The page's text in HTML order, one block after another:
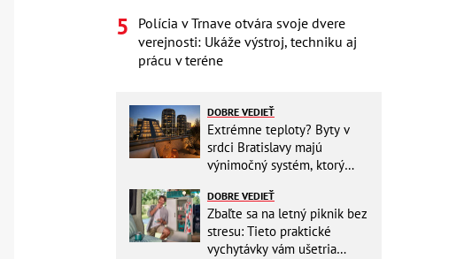
Polícia v Trnave otvára svoje dvere
verejnosti: Ukáže výstroj, techniku aj
prácu v teréne
DOBRE VEDIEŤ
Extrémne teploty? Byty v
srdci Bratislavy majú
výnimočný systém, ktorý
DOBRE VEDIEŤ
Zbaľte sa na letný piknik bez
stresu: Tieto praktické
vychytávky vám ušetria